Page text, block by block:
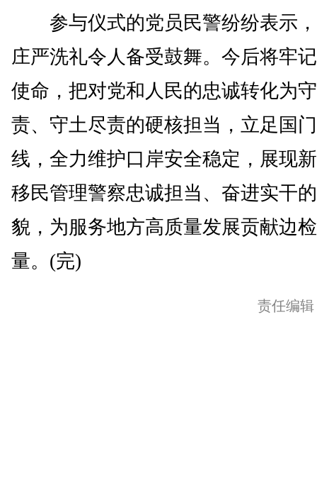
参与仪式的党员民警纷纷表示
庄严洗礼令人备受鼓舞。今后将牢
使命，把对党和人民的忠诚转化为
责、守土尽责的硬核担当，立足国
线，全力维护口岸安全稳定，展现
移民管理警察忠诚担当、奋进实干
貌，为服务地方高质量发展贡献边
量。(完)
责任编